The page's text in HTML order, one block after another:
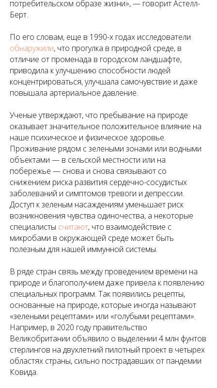
потребительском образе жизни», — говорит Астелл-
Берт.
По его словам, еще в 1990-х годах исследователи
обнаружили, что прогулка в природной среде, в
отличие от променада в городском ландшафте,
приводила к улучшению способности людей
концентрироваться, улучшала самочувствие и даже
повышала артериальное давление.
Ученые утверждают, что пребывание на природе
оказывает значительное положительное влияние на
наше психическое и физическое здоровье.
Проживание рядом с зелеными зонами или водными
объектами — в сельской местности или на
побережье — снова и снова связывают со
снижением риска развития сердечно-сосудистых
заболеваний и симптомов тревоги и депрессии.
Доступ к зеленым насаждениям уменьшает риск
возникновения чувства одиночества, а некоторые
специалисты считают, что взаимодействие с
микробами в окружающей среде может быть
полезным для нашей иммунной системы.
В ряде стран связь между проведением времени на
природе и благополучием даже привела к появлению
специальных программ. Так появились рецепты,
основанные на природе, которые иногда называют
«зелеными рецептами» или «голубыми рецептами».
Например, в 2020 году правительство
Великобритании объявило о выделении 4 млн фунтов
стерлингов на двухлетний пилотный проект в четырех
областях страны, сильно пострадавших от пандемии
Ковида.